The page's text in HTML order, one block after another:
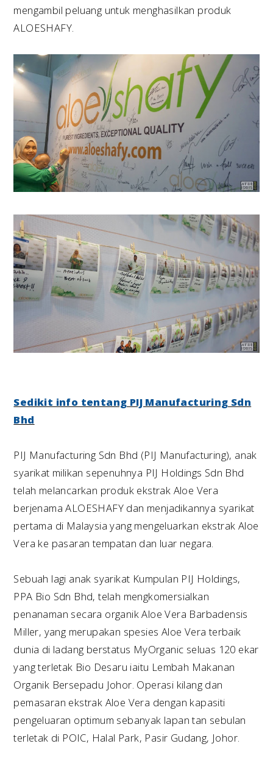
mengambil peluang untuk menghasilkan produk
ALOESHAFY.
Sedikit info tentang PIJ Manufacturing Sdn
Bhd
PIJ Manufacturing Sdn Bhd (PIJ Manufacturing), anak
syarikat milikan sepenuhnya PIJ Holdings Sdn Bhd
telah melancarkan produk ekstrak Aloe Vera
berjenama ALOESHAFY dan menjadikannya syarikat
pertama di Malaysia yang mengeluarkan ekstrak Aloe
Vera ke pasaran tempatan dan luar negara.
Sebuah lagi anak syarikat Kumpulan PIJ Holdings,
PPA Bio Sdn Bhd, telah mengkomersialkan
penanaman secara organik Aloe Vera Barbadensis
Miller, yang merupakan spesies Aloe Vera terbaik
dunia di ladang berstatus MyOrganic seluas 120 ekar
yang terletak Bio Desaru iaitu Lembah Makanan
Organik Bersepadu Johor. Operasi kilang dan
pemasaran ekstrak Aloe Vera dengan kapasiti
pengeluaran optimum sebanyak lapan tan sebulan
terletak di POIC, Halal Park, Pasir Gudang, Johor.